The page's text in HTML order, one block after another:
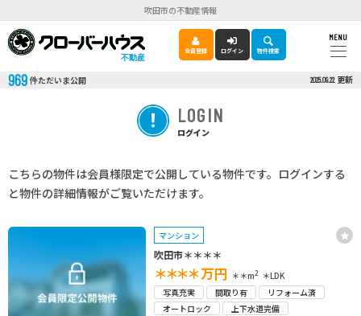
吹田市の不動産情報
不動産
会員登録 ログイン 物件検索
MENU
969 件ただいま公開 2025.09.22 更新
LOGIN
ログイン
こちらの物件は会員様限定で公開している物件です。ログインする
と物件の詳細情報がご覧いただけます。
マンション
吹田市＊＊＊＊
＊＊＊＊万円 ＊＊m2 ＊LDK
写真充実
間取り有
リフォーム済
オートロック
上下水道完備